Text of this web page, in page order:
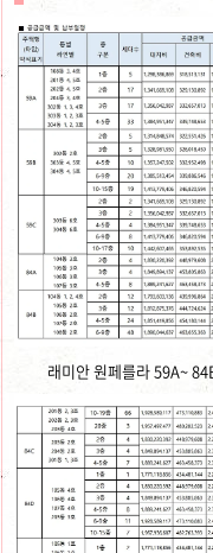
래미안 원페를라 59A~